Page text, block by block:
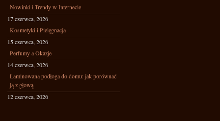
Nowinki i Trendy w Internecie
17 czerwca, 2026
Kosmetyki i Pielęgnacja
15 czerwca, 2026
Perfumy a Okazje
14 czerwca, 2026
Laminowana podłoga do domu: jak porównać
ją z głową
12 czerwca, 2026